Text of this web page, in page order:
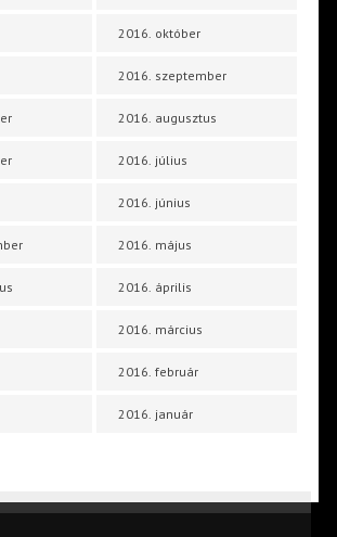
2016. október
2016. szeptember
2016. augusztus
2016. július
2016. június
2016. május
2016. április
2016. március
2016. február
2016. január